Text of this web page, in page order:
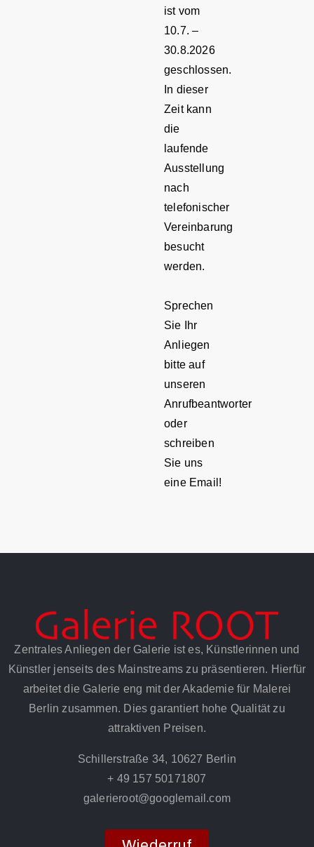
ist vom
10.7. –
30.8.2026
geschlossen.
In dieser
Zeit kann
die
laufende
Ausstellung
nach
telefonischer
Vereinbarung
besucht
werden.
Sprechen
Sie Ihr
Anliegen
bitte auf
unseren
Anrufbeantworter
oder
schreiben
Sie uns
eine Email!
Zentrales Anliegen der Galerie ist es, Künstlerinnen und
Künstler jenseits des Mainstreams zu präsentieren. Hierfür
arbeitet die Galerie eng mit der Akademie für Malerei
Berlin zusammen. Dies garantiert hohe Qualität zu
attraktiven Preisen.
Schillerstraße 34, 10627 Berlin
+ 49 157 50171807
galerieroot@googlemail.com